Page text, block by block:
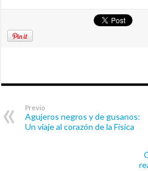
Previo
Agujeros negros y de gusanos:
Un viaje al corazón de la Física